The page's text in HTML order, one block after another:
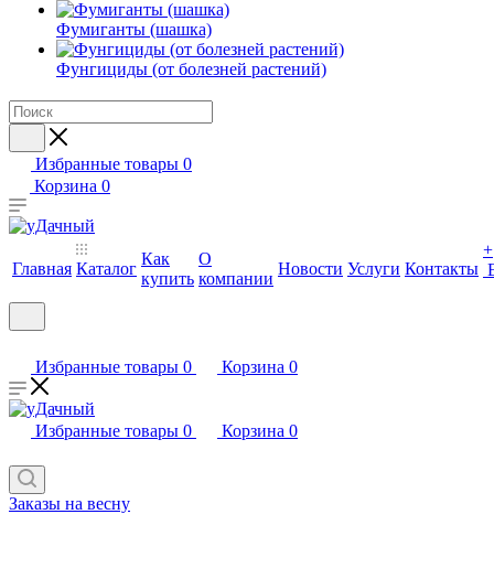
Фумиганты (шашка)
Фунгициды (от болезней растений)
Избранные товары 0
Корзина 0
Главная Каталог
Как
купить
О
компании
Новости Услуги Контакты
+
Избранные товары 0 Корзина 0
Избранные товары 0 Корзина 0
Заказы на весну